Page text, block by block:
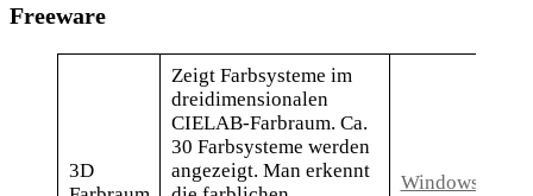
Freeware
3D
Zeigt Farbsysteme im
dreidimensionalen
CIELAB-Farbraum. Ca.
30 Farbsysteme werden
angezeigt. Man erkennt
Windows